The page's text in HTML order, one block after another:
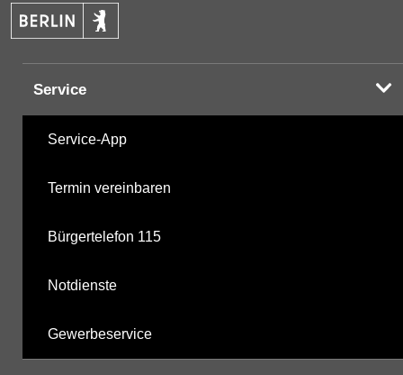
Service
Service-App
Termin vereinbaren
Bürgertelefon 115
Notdienste
Gewerbeservice